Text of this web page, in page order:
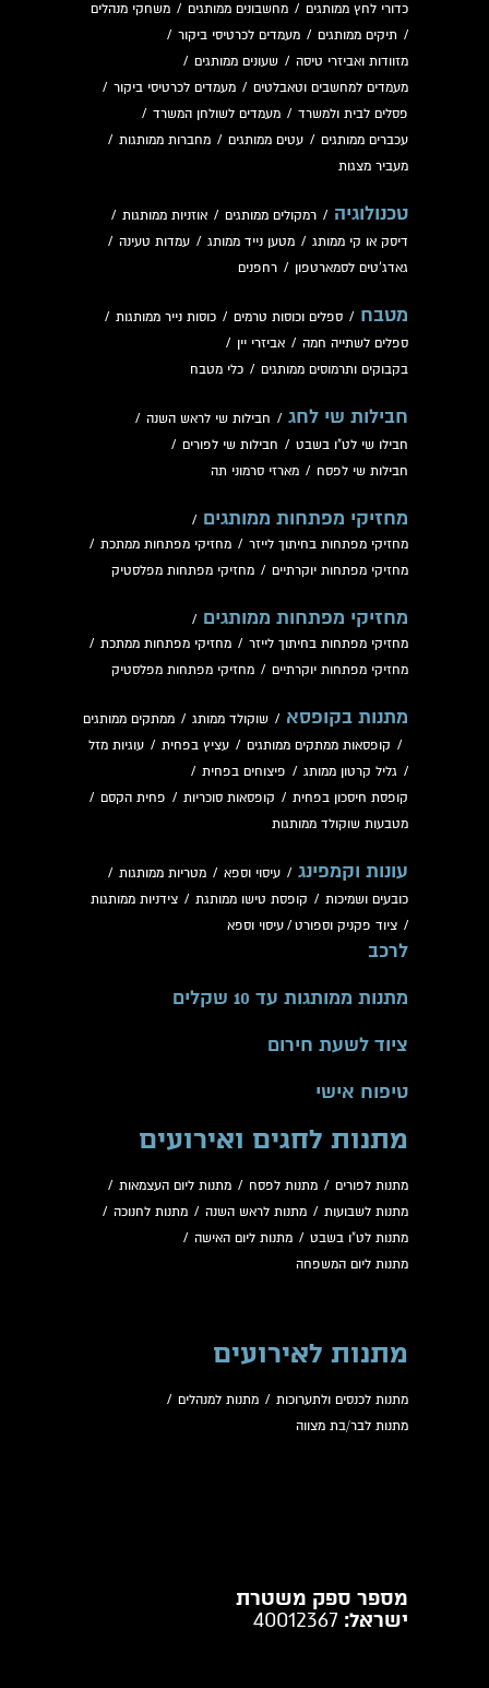
כדורי לחץ ממותגים / מחשבונים ממותגים / משחקי מנהלים
/ תיקים ממותגים / מעמדים לכרטיסי ביקור /
מזוודות ואביזרי טיסה / שעונים ממותגים /
מעמדים למחשבים וטאבלטים / מעמדים לכרטיסי ביקור /
פסלים לבית ולמשרד / מעמדים לשולחן המשרד /
עכברים ממותגים / עטים ממותגים / מחברות ממותגות /
מעביר מצגות
טכנולוגיה / רמקולים ממותגים / אוזניות ממותגות /
דיסק או קי ממותג / מטען נייד ממותג / עמדות טעינה /
גאדג'טים לסמארטפון / רחפנים
מטבח / ספלים וכוסות טרמים / כוסות נייר ממותגות /
ספלים לשתייה חמה / אביזרי יין /
בקבוקים ותרמוסים ממותגים / כלי מטבח
חבילות שי לחג / חבילות שי לראש השנה /
חבילו שי לט"ו בשבט / חבילות שי לפורים /
חבילות שי לפסח / מארזי סרמוני תה
מחזיקי מפתחות ממותגים /
מחזיקי מפתחות בחיתוך לייזר / מחזיקי מפתחות ממתכת /
מחזיקי מפתחות יוקרתיים / מחזיקי מפתחות מפלסטיק
מחזיקי מפתחות ממותגים /
מחזיקי מפתחות בחיתוך לייזר / מחזיקי מפתחות ממתכת /
מחזיקי מפתחות יוקרתיים / מחזיקי מפתחות מפלסטיק
מתנות בקופסא / שוקולד ממותג / ממתקים ממותגים
/ קופסאות ממתקים ממותגים / עציץ בפחית / עוגיות מזל
/ גליל קרטון ממותג / פיצוחים בפחית /
קופסת חיסכון בפחית / קופסאות סוכריות / פחית הקסם /
מטבעות שוקולד ממותגות
עונות וקמפינג / עיסוי וספא / מטריות ממותגות /
כובעים ושמיכות / קופסת טישו ממותגת / צידניות ממותגות
/ ציוד פקניק וספורט / עיסוי וספא
לרכב
מתנות ממותגות עד 10 שקלים
ציוד לשעת חירום
טיפוח אישי
מתנות לחגים ואירועים
מתנות לפורים / מתנות לפסח / מתנות ליום העצמאות /
מתנות לשבועות / מתנות לראש השנה / מתנות לחנוכה /
מתנות לט"ו בשבט / מתנות ליום האישה /
מתנות ליום המשפחה
מתנות לאירועים
מתנות לכנסים ולתערוכות / מתנות למנהלים /
מתנות לבר/בת מצווה
מספר ספק משטרת
ישראל: